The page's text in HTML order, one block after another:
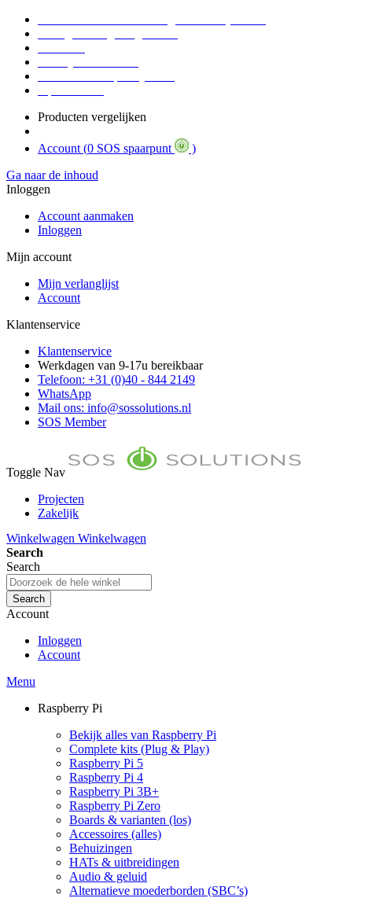
Producten vergelijken
Account (0 SOS spaarpunt
)
Ga naar de inhoud
Inloggen
Account aanmaken
Inloggen
Mijn account
Mijn verlanglijst
Account
Klantenservice
Klantenservice
Werkdagen van 9-17u bereikbaar
Telefoon: +31 (0)40 - 844 2149
WhatsApp
Mail ons: info@sossolutions.nl
SOS Member
Toggle Nav
Projecten
Zakelijk
Toon prijzen Incl. BTW
Toon prijzen Excl. BTW
Winkelwagen Winkelwagen
Search
Search
Search
Account
Inloggen
Account
Menu
Raspberry Pi
Bekijk alles van Raspberry Pi
Complete kits (Plug & Play)
Raspberry Pi 5
Raspberry Pi 4
Raspberry Pi 3B+
Raspberry Pi Zero
Boards & varianten (los)
Accessoires (alles)
Behuizingen
HATs & uitbreidingen
Audio & geluid
Alternatieve moederborden (SBC’s)